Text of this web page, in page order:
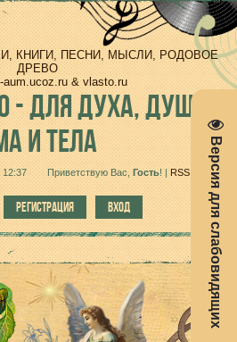
Версия для слабовидящих
КНИГИ, ПЕСНИ, МЫСЛИ, РОДОВОЕ
ДРЕВО
aum.ucoz.ru & vlasto.ru
- ДЛЯ ДУХА, ДУШИ,
И ТЕЛА
12:37 Приветствую Вас Гость! | RSS
РЕГИСТРАЦИЯ ВХОД